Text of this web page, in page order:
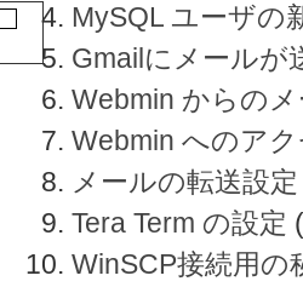
MySQL ユーザの
Gmailにメールが
Webmin からの
Webmin へのア
メールの転送設定
Tera Term の設定
WinSCP接続用の